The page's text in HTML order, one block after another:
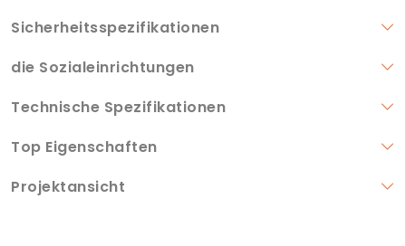
Sicherheitsspezifikationen
die Sozialeinrichtungen
Technische Spezifikationen
Top Eigenschaften
Projektansicht